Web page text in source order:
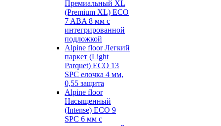
Премиальный XL
(Premium XL) ECO
7 ABA 8 мм с
интегрированной
подложкой
Alpine floor Легкий
паркет (Light
Parquet) ECO 13
SPC елочка 4 мм,
0,55 защита
Alpine floor
Насыщенный
(Intense) ECO 9
SPC 6 мм с